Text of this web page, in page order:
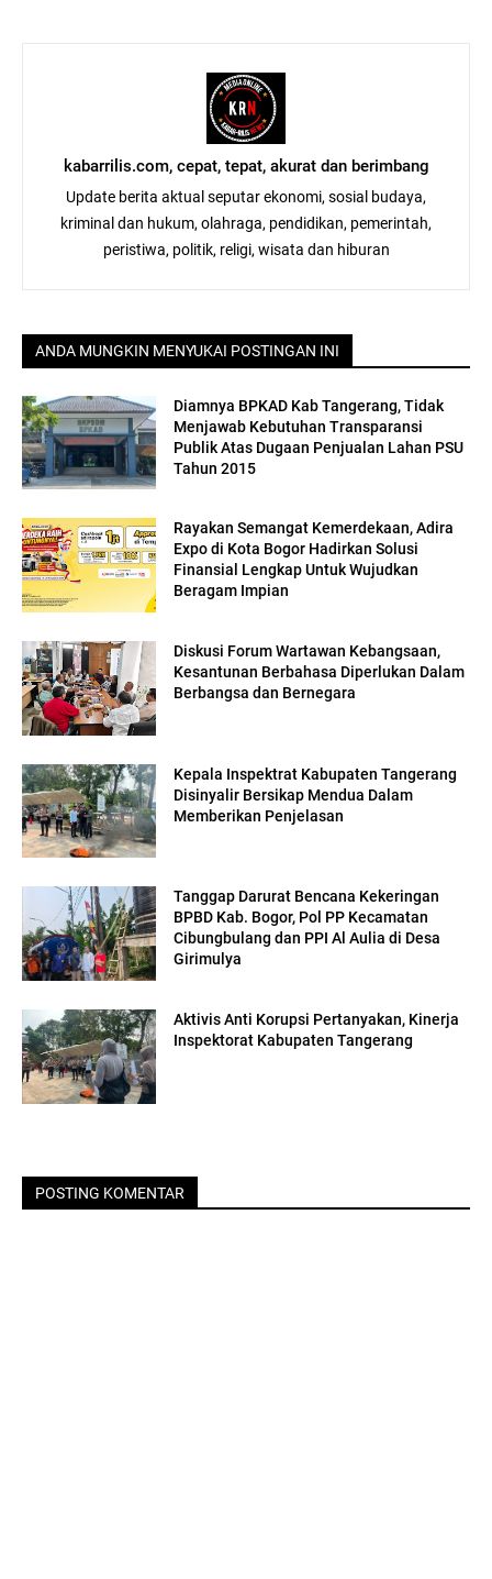
kabarrilis.com, cepat, tepat, akurat dan berimbang
Update berita aktual seputar ekonomi, sosial budaya,
kriminal dan hukum, olahraga, pendidikan, pemerintah,
peristiwa, politik, religi, wisata dan hiburan
ANDA MUNGKIN MENYUKAI POSTINGAN INI
Diamnya BPKAD Kab Tangerang, Tidak
Menjawab Kebutuhan Transparansi
Publik Atas Dugaan Penjualan Lahan PSU
Tahun 2015
Rayakan Semangat Kemerdekaan, Adira
Expo di Kota Bogor Hadirkan Solusi
Finansial Lengkap Untuk Wujudkan
Beragam Impian
Diskusi Forum Wartawan Kebangsaan,
Kesantunan Berbahasa Diperlukan Dalam
Berbangsa dan Bernegara
Kepala Inspektrat Kabupaten Tangerang
Disinyalir Bersikap Mendua Dalam
Memberikan Penjelasan
Tanggap Darurat Bencana Kekeringan
BPBD Kab. Bogor, Pol PP Kecamatan
Cibungbulang dan PPI Al Aulia di Desa
Girimulya
Aktivis Anti Korupsi Pertanyakan, Kinerja
Inspektorat Kabupaten Tangerang
POSTING KOMENTAR